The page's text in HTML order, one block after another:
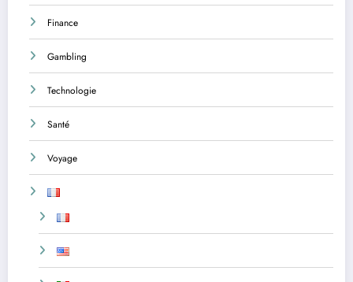
Finance
Gambling
Technologie
Santé
Voyage